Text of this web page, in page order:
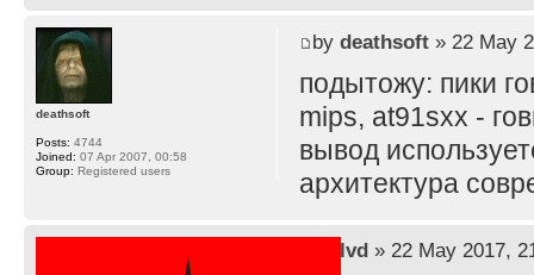
by deathsoft» 22 May
подытожу: пики
mips, at91sxx -
вывод
архитектура
deathsoft
Posts: 4744
Joined: 07 Apr 2007, 00:58
Group: Registered users
lvd» 22 May 2017,